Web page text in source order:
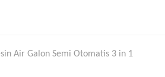
Air Galon Semi Otomatis 3 in 1